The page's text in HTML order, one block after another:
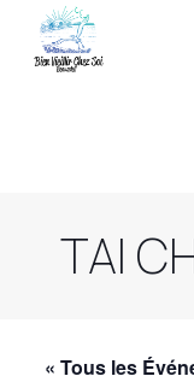
TAI
« Tous les